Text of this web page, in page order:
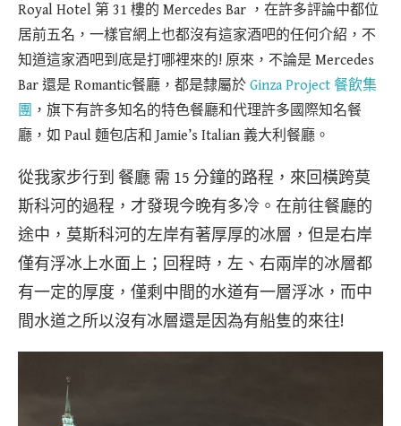
Royal Hotel 第 31 樓的 Mercedes Bar ，在許多評論中都位
居前五名，一樣官網上也都沒有這家酒吧的任何介紹，不
知道這家酒吧到底是打哪裡來的! 原來，不論是 Mercedes
Bar 還是 Romantic餐廳，都是隸屬於 Ginza Project 餐飲集
團 ，旗下有許多知名的特色餐廳和代理許多國際知名餐
廳，如 Paul 麵包店和 Jamie’s Italian 義大利餐廳。
從我家步行到 餐廳 需 15 分鐘的路程，來回橫跨莫
斯科河的過程，才發現今晚有多冷。在前往餐廳的
途中，莫斯科河的左岸有著厚厚的冰層，但是右岸
僅有浮冰上水面上；回程時，左、右兩岸的冰層都
有一定的厚度，僅剩中間的水道有一層浮冰，而中
間水道之所以沒有冰層還是因為有船隻的來往!